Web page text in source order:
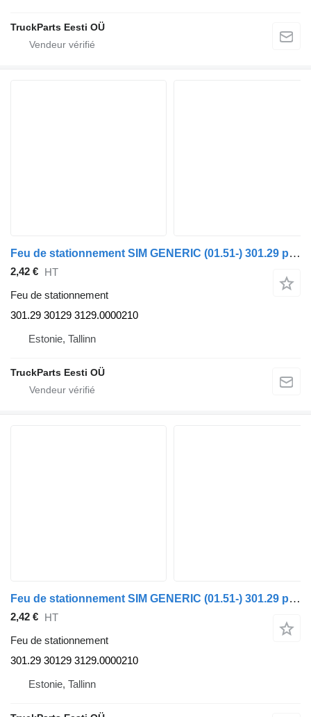
TruckParts Eesti OÜ
Feu de stationnement SIM GENERIC (01.51-) 301.29 pour tracteur routier GENERIC (01.51-)
2,42 € HT
Feu de stationnement
301.29 30129 3129.0000210
Estonie, Tallinn
TruckParts Eesti OÜ
Feu de stationnement SIM GENERIC (01.51-) 301.29 pour tracteur routier GENERIC (01.51-)
2,42 € HT
Feu de stationnement
301.29 30129 3129.0000210
Estonie, Tallinn